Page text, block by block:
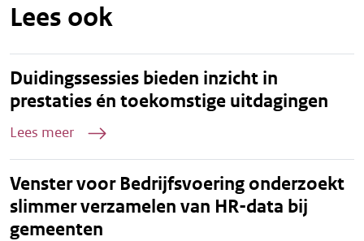
Lees ook
Duidingssessies bieden inzicht in
prestaties én toekomstige uitdagingen
Lees meer
Venster voor Bedrijfsvoering onderzoekt
slimmer verzamelen van HR-data bij
gemeenten